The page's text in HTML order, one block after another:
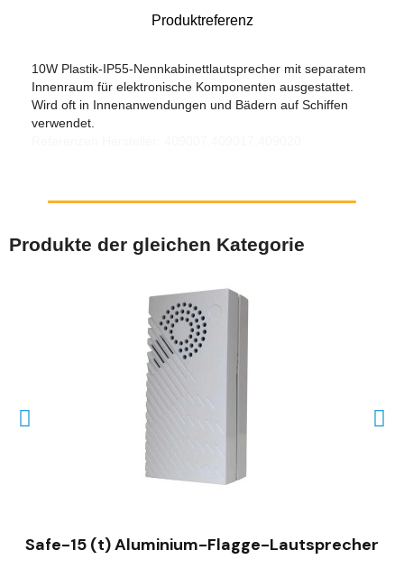
Produktreferenz
10W Plastik-IP55-Nennkabinettlautsprecher mit separatem
Innenraum für elektronische Komponenten ausgestattet.
Wird oft in Innenanwendungen und Bädern auf Schiffen
verwendet.
Produkte der gleichen Kategorie
Safe-15 (t) Aluminium-Flagge-Lautsprecher